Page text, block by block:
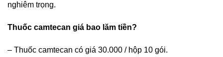
nghiêm trọng.
Thuốc camtecan giá bao lăm tiền?
– Thuốc camtecan có giá 30.000 / hộp 10 gói.